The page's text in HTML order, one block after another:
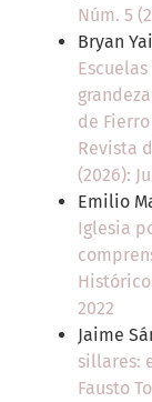
Núm. 5
Bryan
Escuelas
de
Revista
(2026):
Emilio
Iglesia
2022
Jaime
sillares:
Fausto